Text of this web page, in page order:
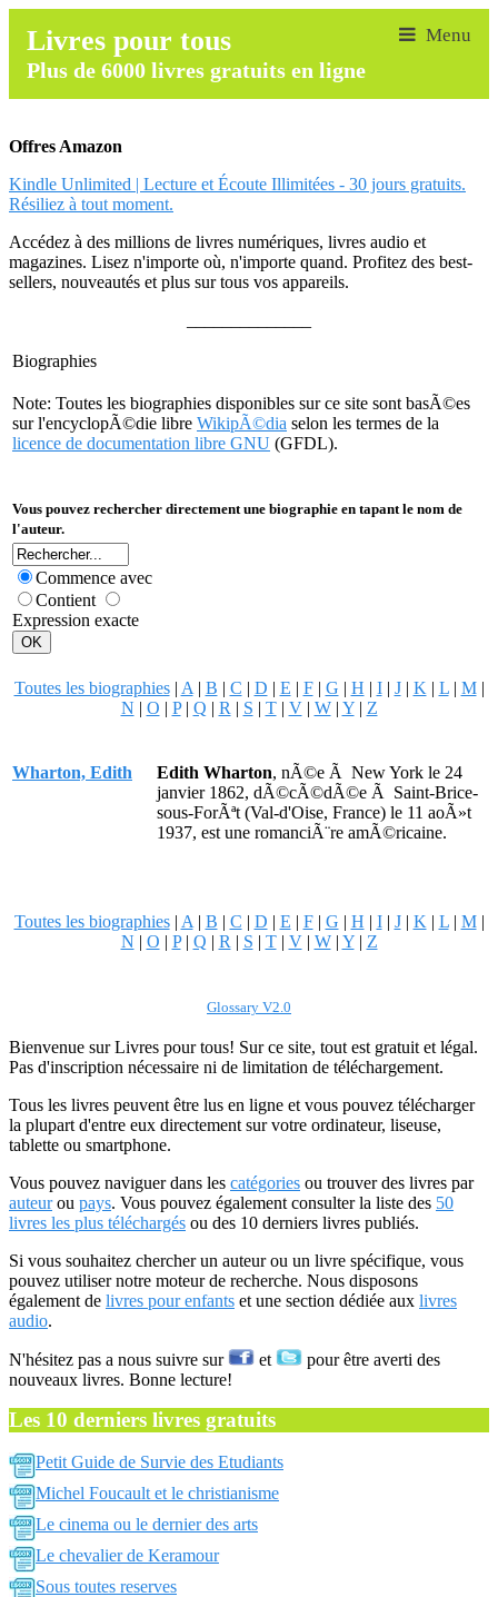
Livres pour tous
Plus de 6000 livres gratuits en ligne
Offres Amazon
Kindle Unlimited | Lecture et Écoute Illimitées - 30 jours gratuits.
Résiliez à tout moment.
Accédez à des millions de livres numériques, livres audio et
magazines. Lisez n'importe où, n'importe quand. Profitez des best-
sellers, nouveautés et plus sur tous vos appareils.
Biographies
Note: Toutes les biographies disponibles sur ce site sont basÃ©es
sur l'encyclopÃ©die libre WikipÃ©dia selon les termes de la
licence de documentation libre GNU (GFDL).
Vous pouvez rechercher directement une biographie en tapant le nom de
l'auteur.
Commence avec
Contient
Expression exacte
Toutes les biographies| A | B | C | D | E | F| G | H | I| J| K | L| M|
N | O | P| Q | R | S | T| V| W| Y| Z
Wharton, Edith Edith Wharton, nÃ©e Ã New York le 24
janvier 1862, dÃ©cÃ©dÃ©e Ã Saint-Brice-
sous-ForÃªt (Val-d'Oise, France) le 11 aoÃ»t
1937, est une romanciÃ¨re amÃ©ricaine.
Toutes les biographies| A | B | C | D | E | F| G | H | I| J| K | L| M|
N | O | P| Q | R | S | T| V| W| Y| Z
Glossary V2.0
Bienvenue sur Livres pour tous! Sur ce site, tout est gratuit et légal.
Pas d'inscription nécessaire ni de limitation de téléchargement.
Tous les livres peuvent être lus en ligne et vous pouvez télécharger
la plupart d'entre eux directement sur votre ordinateur, liseuse,
tablette ou smartphone.
Vous pouvez naviguer dans les catégories ou trouver des livres par
auteurou pays. Vous pouvez également consulter la liste des 50
livres les plus téléchargés ou des 10 derniers livres publiés.
Si vous souhaitez chercher un auteur ou un livre spécifique, vous
pouvez utiliser notre moteur de recherche. Nous disposons
également de livres pour enfants et une section dédiée aux livres
audio.
N'hésitez pas a nous suivre sur et
pour être averti des
nouveaux livres. Bonne lecture!
Les 10 derniers livres gratuits
Petit Guide de Survie des Etudiants
Michel Foucault et le christianisme
Le cinema ou le dernier des arts
Le chevalier de Keramour
Sous toutes reserves